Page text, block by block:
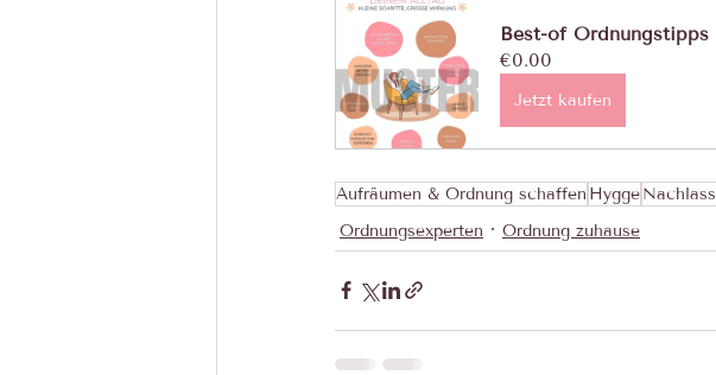
Best-of Ordnungstipps
€0.00
Jetzt kaufen
Aufräumen & Ordnung schaffen HyggeNachlass
Ordnungsexperten
Ordnung zuhause